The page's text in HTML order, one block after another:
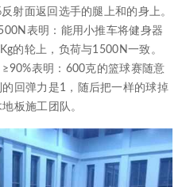
射面返回选手的腿上和的身上。
表明：能用小推车将健身器
的轮上，负荷与1500N一致。
表明：600克的篮球赛随意
回弹力是1，随后把一样的球掉
板施工团队。